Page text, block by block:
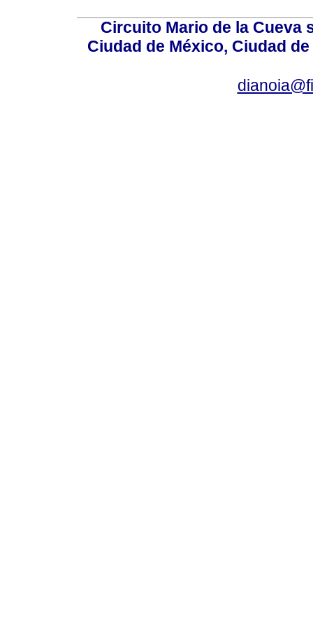
Circuito Mario de la Cueva
Ciudad de México, Ciudad